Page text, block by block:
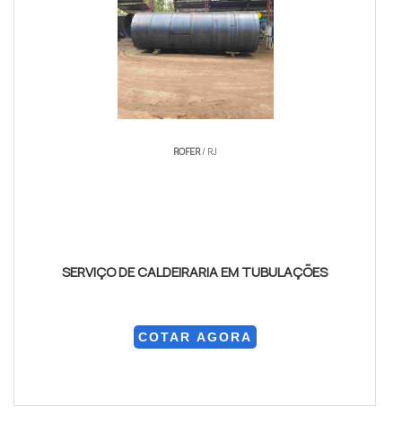
ROFER/ RJ
SERVIÇO DE CALDEIRARIA EM TUBULAÇÕES
COTAR AGORA